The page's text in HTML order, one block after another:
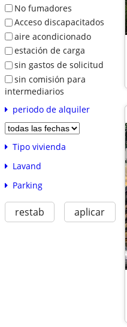
No fumadores
Acceso discapacitados
aire acondicionado
estación de carga
sin gastos de solicitud
sin comisión para
intermediarios
periodo de alquiler
Tipo vivienda
Lavand
Parking
restab aplicar